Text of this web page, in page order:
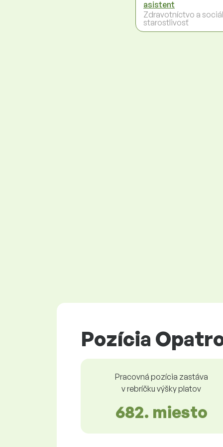
asistent
Zdravotníctvo a
starostlivosť
Pozícia
Pracovná pozícia zastáva
v rebríčku výšky platov
682. miesto